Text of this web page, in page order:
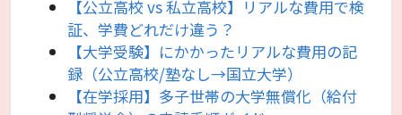
【公立高校 vs 私立高校】リアルな費用で検
証、学費どれだけ違う？
【大学受験】にかかったリアルな費用の記
録（公立高校/塾なし→国立大学）
【在学採用】多子世帯の大学無償化（給付